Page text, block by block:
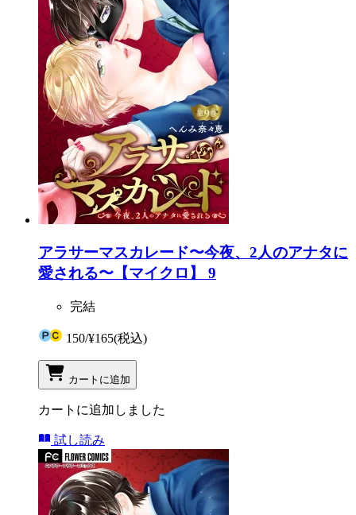
アラサーマスカレード〜今夜、2人のアナタに
愛される〜【マイクロ】 9
完結
150/¥165(税込)
カートに追加
カートに追加しました
試し読み